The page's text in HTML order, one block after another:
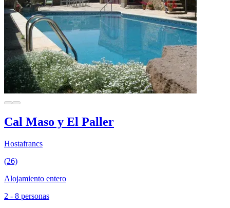
Cal Maso y El Paller
Hostafrancs
(26)
Alojamiento entero
2 - 8 personas